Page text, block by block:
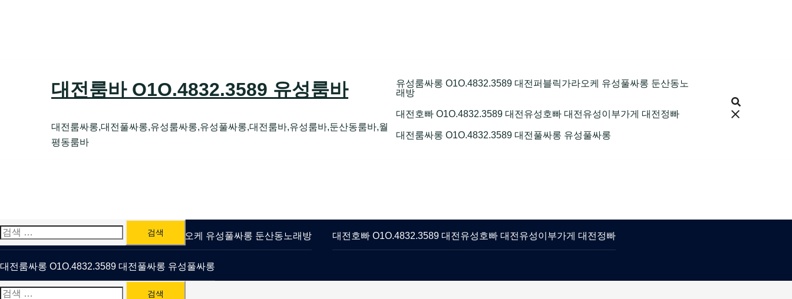
대전룸바 O1O.4832.3589 유성룸바
대전룸싸롱,대전풀싸롱,유성룸싸롱,유성풀싸롱,대전룸바,유성룸바,둔산동룸바,월
평동룸바
유성룸싸롱 O1O.4832.3589 대전퍼블릭가라오케 유성풀싸롱 둔산동노
래방
대전호빠 O1O.4832.3589 대전유성호빠 대전유성이부가게 대전정빠
대전룸싸롱 O1O.4832.3589 대전풀싸롱 유성풀싸롱
검
색:
유성룸싸롱 O1O.4832.3589 대전퍼블릭가라오케 유성풀싸롱 둔산동노래방 대전호빠 O1O.4832.3589 대전유성호빠 대전유성이부가게 대전정빠
대전룸싸롱 O1O.4832.3589 대전풀싸롱 유성풀싸롱
검